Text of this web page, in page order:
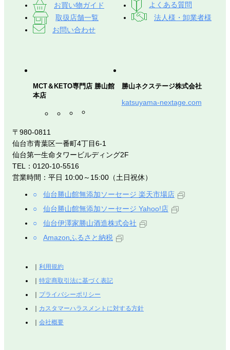
お買い物ガイド
よくある質問
取扱店舗一覧
法人様・卸業者様
お問い合わせ
MCT＆KETO専門店 勝山館
本店
勝山ネクステージ株式会社
katsuyama-nextage.com
〒980-0811
仙台市青葉区一番町4丁目6-1
仙台第一生命タワービルディング2F
TEL：0120-10-5516
営業時間：平日 10:00～15:00（土日祝休）
仙台勝山館無添加ソーセージ 楽天市場店
仙台勝山館無添加ソーセージ Yahoo!店
仙台伊澤家勝山酒造株式会社
Amazonふるさと納税
利用規約
特定商取引法に基づく表記
プライバシーポリシー
カスタマーハラスメントに対する方針
会社概要